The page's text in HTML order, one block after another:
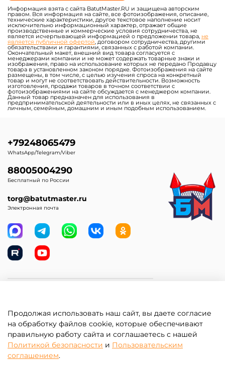
Информация взята с сайта BatutMaster.RU и защищена авторским
правом. Вся информация на сайте, все фотоизображения, описание,
технические характеристики, другое текстовое наполнение носит
исключительно информационный характер, отражает общие
производственные и коммерческие условия сотрудничества, не
является исчерпывающей информацией о предложении товара, не
является публичной офертой, договором сотрудничества, другими
обязательствами и гарантиями, связанных с работой компании.
Окончательный макет, внешний вид товара согласуется с
менеджерами компании и не может содержать товарные знаки и
изображения, право на использование которых не передано Продавцу
товара в установленном законом порядке. Фотоизображения на сайте
размещены, в том числе, с целью изучения спроса на конкретный
товар и могут не соответствовать действительности. Возможность
изготовления, продажи товаров в точном соответствии с
фотоизображениями на сайте обсуждается с менеджером компании.
Данный товар предназначен для использования в
предпринимательской деятельности или в иных целях, не связанных с
личным, семейным, домашним и иным подобным использованием.
Клиентам
Информация
+79248065479
WhatsApp/Telegram/Viber
88005004290
Бесплатный по России
torg@batutmaster.ru
Электронная почта
Продолжая использовать наш сайт, вы даете согласие
на обработку файлов cookie, которые обеспечивают
правильную работу сайта и соглашаетесь с нашей
Политикой безопасности и Пользовательским
соглашением.